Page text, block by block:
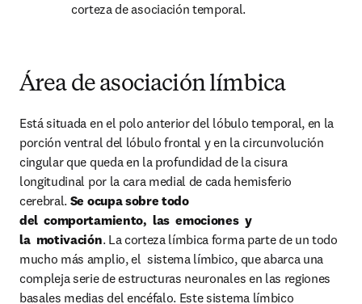
corteza de asociación temporal.
Área de asociación límbica
Está situada en el polo anterior del lóbulo temporal, en la
porción ventral del lóbulo frontal y en la circunvolución
cingular que queda en la profundidad de la cisura
longitudinal por la cara medial de cada hemisferio
cerebral. Se ocupa sobre todo
del  comportamiento,  las  emociones  y
la  motivación. La corteza límbica forma parte de un todo
mucho más amplio, el  sistema límbico, que abarca una
compleja serie de estructuras neuronales en las regiones
basales medias del encéfalo. Este sistema límbico